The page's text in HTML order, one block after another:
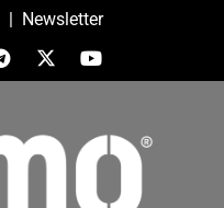
| Newsletter